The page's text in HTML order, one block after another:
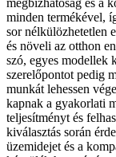
minden termékével,
sor nélkülözhetetlen
és növeli az otthon
szó, egyes modellek
szerelőpontot pedig
munkát lehessen
kapnak a gyakorlati
teljesítményt és
kiválasztás során
üzemidejet és a